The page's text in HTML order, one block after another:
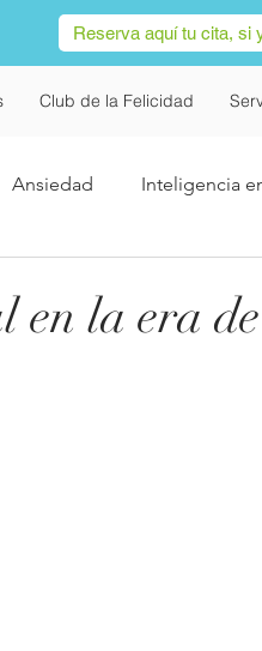
Reserva aquí tu cita, si
Club de la Felicidad
Ansiedad Inteligencia
en la era